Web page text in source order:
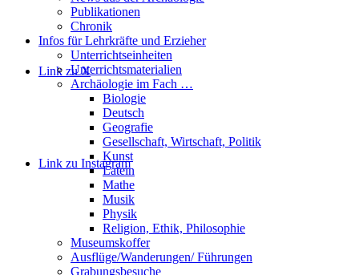
Link zu X
Link zu Instagram
Publikationen
Chronik
Infos für Lehrkräfte und Erzieher
Unterrichtseinheiten
Unterrichtsmaterialien
Archäologie im Fach …
Biologie
Deutsch
Geografie
Gesellschaft, Wirtschaft, Politik
Kunst
Latein
Mathe
Musik
Physik
Religion, Ethik, Philosophie
Museumskoffer
Ausflüge/Wanderungen/ Führungen
Grabungsbesuche